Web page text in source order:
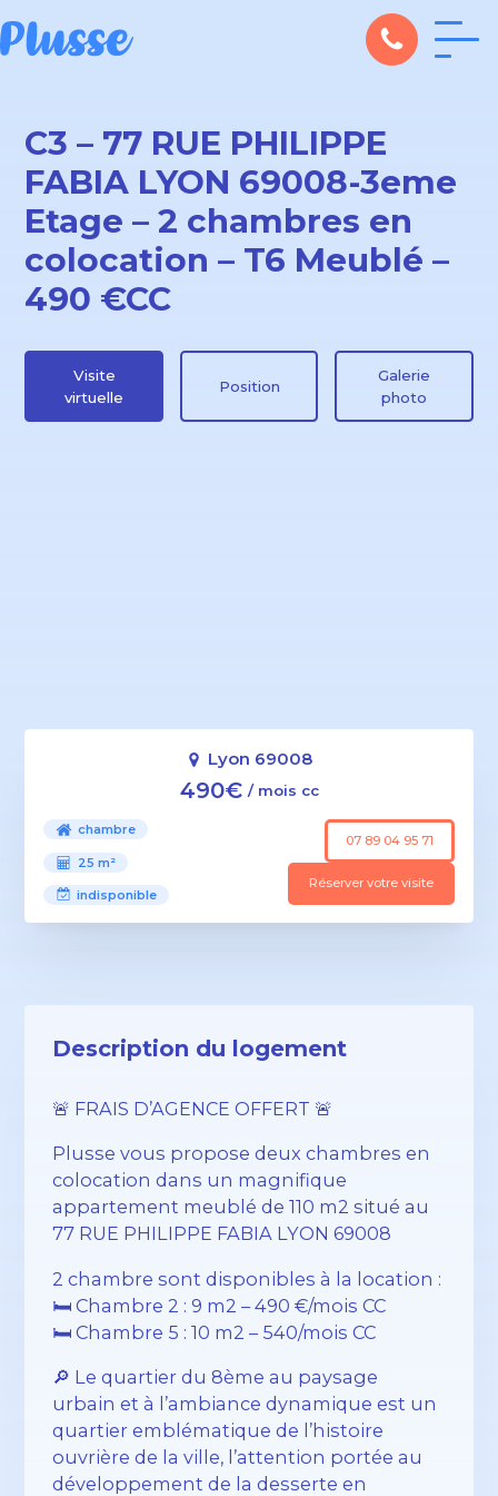
C3 – 77 RUE PHILIPPE
FABIA LYON 69008-3eme
Etage – 2 chambres en
colocation – T6 Meublé –
490 €CC
Visite
virtuelle
Position
Galerie
photo
Lyon 69008
490€ / mois cc
chambre
25 m²
indisponible
07 89 04 95 71
Réserver votre visite
Description du logement
🚨 FRAIS D’AGENCE OFFERT 🚨
Plusse vous propose deux chambres en
colocation dans un magnifique
appartement meublé de 110 m2 situé au
77 RUE PHILIPPE FABIA LYON 69008
2 chambre sont disponibles à la location :
🛏️ Chambre 2 : 9 m2 – 490 €/mois CC
🛏️ Chambre 5 : 10 m2 – 540/mois CC
🔎 Le quartier du 8ème au paysage
urbain et à l’ambiance dynamique est un
quartier emblématique de l’histoire
ouvrière de la ville, l’attention portée au
développement de la desserte en